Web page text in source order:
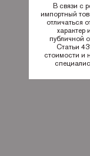
В связи с
импортный
отличаться
характер
публичной
Статьи
стоимости и